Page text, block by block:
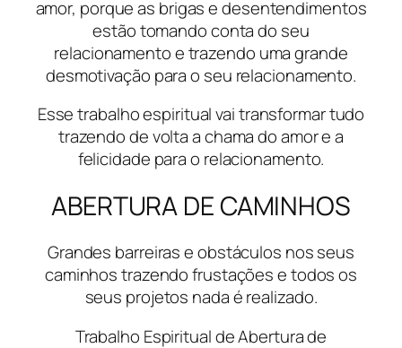
amor, porque as brigas e desentendimentos
estão tomando conta do seu
relacionamento e trazendo uma grande
desmotivação para o seu relacionamento.
Esse trabalho espiritual vai transformar tudo
trazendo de volta a chama do amor e a
felicidade para o relacionamento.
ABERTURA DE CAMINHOS
Grandes barreiras e obstáculos nos seus
caminhos trazendo frustações e todos os
seus projetos nada é realizado.
Trabalho Espiritual de Abertura de